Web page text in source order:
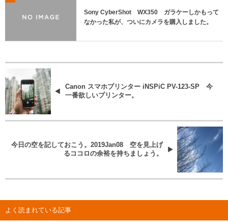
Sony CyberShot WX350 ガラケーしかもって
なかった私が、ついにカメラを購入しました。
Canon スマホプリンター iNSPiC PV-123-SP 今
一番欲しいプリンター。
今日の空を記しておこう。2019Jan08 空を見上げ
るココロの余裕を持ちましょう。
よく読まれている記事